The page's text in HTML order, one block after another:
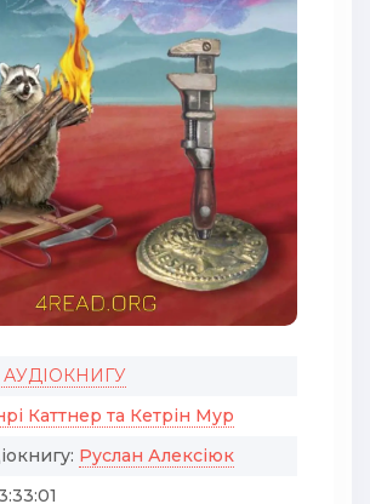
Каттнер та Кетрін Мур
Руслан Алексіюк